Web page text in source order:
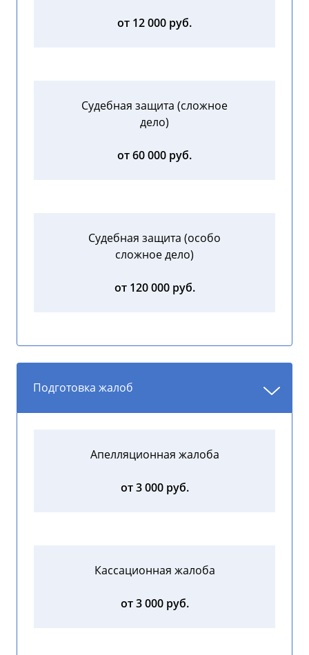
от 12 000 руб.
Судебная защита (сложное
дело)
от 60 000 руб.
Судебная защита (особо
сложное дело)
от 120 000 руб.
Подготовка жалоб
Апелляционная жалоба
от 3 000 руб.
Кассационная жалоба
от 3 000 руб.